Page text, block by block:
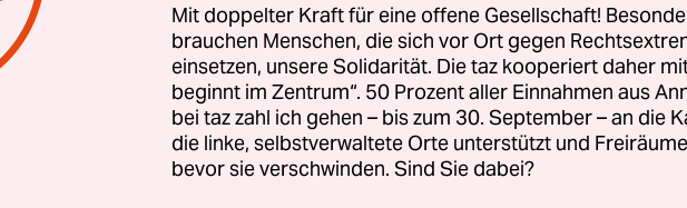
wichtige Figur in diesem Fall spielte in dem
Rolle: der Kölner Neonazi Johann H. Am Wochenende
dass der nordrhein-westfälische Verfassungsschutz
bereits seit 1989 als „geheimen Mitarbeiter“ geführt
Mit doppelter Kraft für eine offene Gesellschaft!
brauchen Menschen, die sich vor Ort gegen
einsetzen, unsere Solidarität. Die taz kooperiert daher
beginnt im Zentrum“. 50 Prozent aller Einnahmen aus
bei taz zahl ich gehen – bis zum 30. September – an die
die linke, selbstverwaltete Orte unterstützt und
bevor sie verschwinden. Sind Sie dabei?